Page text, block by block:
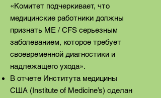
«Комитет подчеркивает, что
медицинские работники должны
признать ME / CFS серьезным
заболеванием, которое требует
своевременной диагностики и
надлежащего ухода».
В отчете Института медицины
США (Institute of Medicine’s) сделан